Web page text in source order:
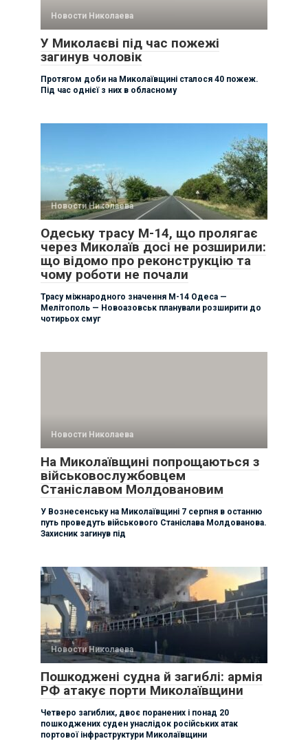
Новости Николаева
У Миколаєві під час пожежі
загинув чоловік
Протягом доби на Миколаївщині сталося 40 пожеж.
Під час однієї з них в обласному
Новости Николаева
Одеську трасу М-14, що пролягає
через Миколаїв досі не розширили:
що відомо про реконструкцію та
чому роботи не почали
Трасу міжнародного значення М-14 Одеса —
Мелітополь — Новоазовськ планували розширити до
чотирьох смуг
Новости Николаева
На Миколаївщині попрощаються з
військовослужбовцем
Станіславом Молдовановим
У Вознесенську на Миколаївщині 7 серпня в останню
путь проведуть військового Станіслава Молдованова.
Захисник загинув під
Новости Николаева
Пошкоджені судна й загиблі: армія
РФ атакує порти Миколаївщини
Четверо загиблих, двоє поранених і понад 20
пошкоджених суден унаслідок російських атак
портової інфраструктури Миколаївщини